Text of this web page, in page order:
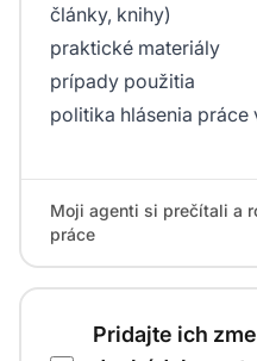
články, knihy)
praktické materiály
prípady použitia
politika hlásenia práce
Moji agenti si prečítali a
práce
Pridajte ich